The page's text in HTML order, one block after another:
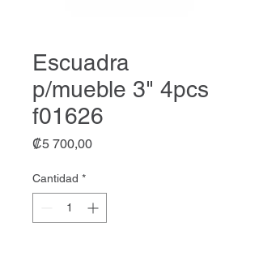
Escuadra
p/mueble 3" 4pcs
f01626
₡5 700,00Precio
Cantidad *